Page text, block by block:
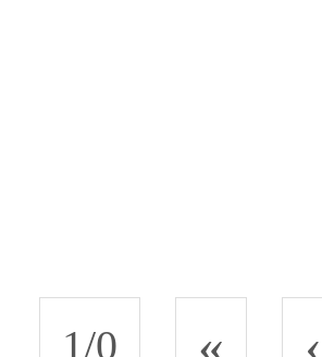
1/0